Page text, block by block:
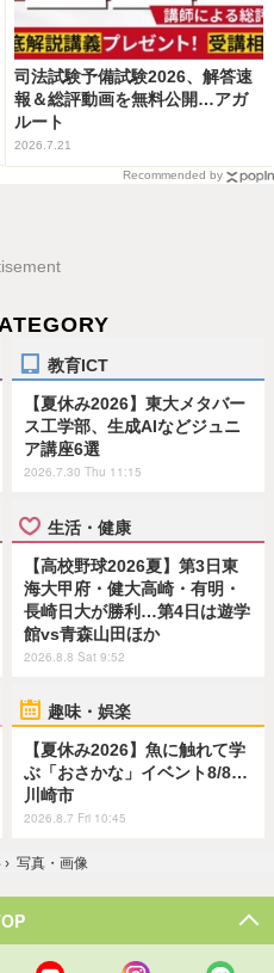
司法試験予備試験2026、解答速
報＆総評動画を無料公開…アガ
ルート
2026.7.21
Recommended by
教育ICT
【夏休み2026】東大メタバー
ス工学部、生成AIなどジュニ
ア講座6選
2026.7.30 Thu 11:15
生活・健康
【高校野球2026夏】第3日東
海大甲府・健大高崎・有明・
長崎日大が勝利…第4日は遊学
館vs青森山田ほか
2026.8.8 Sat 9:52
趣味・娯楽
【夏休み2026】魚に触れて学
ぶ「おさかな」イベント8/8…
川崎市
2026.8.7 Fri 10:45
› 写真・画像